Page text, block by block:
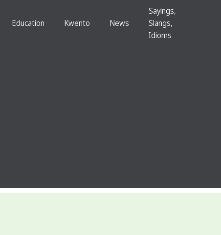
Education Kwento News
Sayings,
Slangs,
Idioms